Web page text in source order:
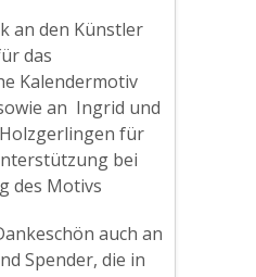
an den Künstler
das
Kalendermotiv
an Ingrid und
für
bei
des Motivs
auch an
Spender, die in